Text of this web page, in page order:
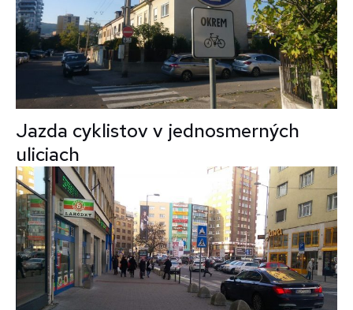
Jazda cyklistov v jednosmerných
uliciach